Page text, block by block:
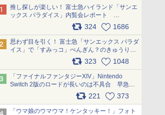
推し探しが楽しい！ 富士急ハイランド「サンエ
ックス パラダイス」内覧会レポート
324 1686
思わず目を引く！ 富士急「サンエックス パラダ
イス」で「すみっコ」ぺんぎん？のきゅうりド
ッグを食べてみた イラストそのままのメニュ
ー化に挑戦。これが意外にもおいしい
pic.x.com/Kgl04hZaeg
323 1048
「ファイナルファンタジーXIV」Nintendo
Switch 2版のロードが長いのは不具合 早急に
アップデートできるよう対応中221 373
「ウマ娘のウマウマ！ケンタッキー！」フォト